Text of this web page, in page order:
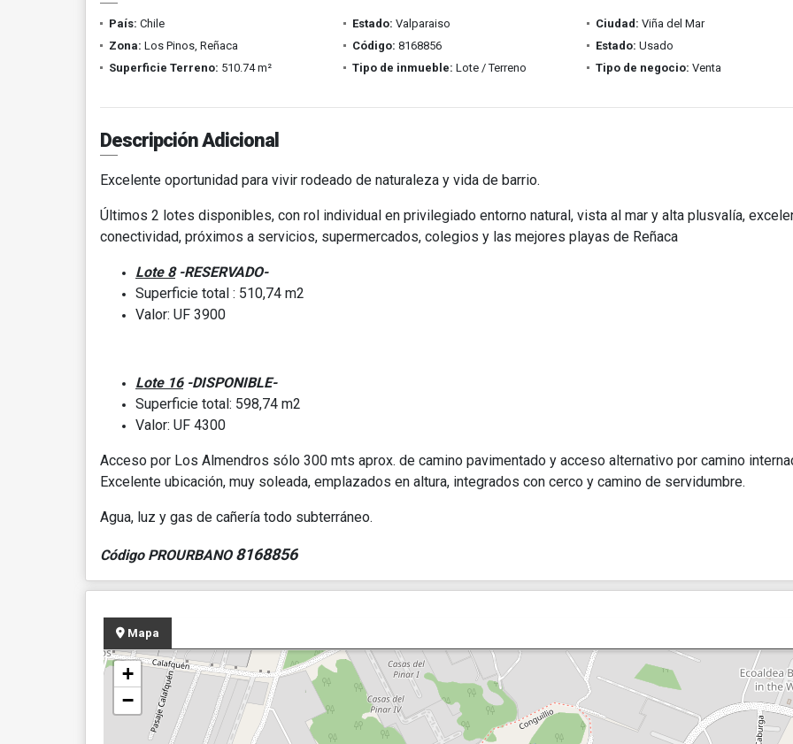
País: Chile Estado: Valparaiso Ciudad: Viña del Mar
Zona: Los Pinos, Reñaca Código: 8168856 Estado: Usado
Superficie Terreno: 510.74 m² Tipo de inmueble: Lote / Terreno Tipo de negocio: Venta
Descripción Adicional
Excelente oportunidad para vivir rodeado de naturaleza y vida de barrio.
Últimos 2 lotes disponibles, con rol individual en privilegiado entorno natural, vista al mar y alta plusvalía,
conectividad, próximos a servicios, supermercados, colegios y las mejores playas de Reñaca
Lote 8-RESERVADO-
Superficie total : 510,74 m2
Valor: UF 3900
Lote 16-DISPONIBLE-
Superficie total: 598,74 m2
Valor: UF 4300
Acceso por Los Almendros sólo 300 mts aprox. de camino pavimentado y acceso alternativo por camino
Excelente ubicación, muy soleada, emplazados en altura, integrados con cerco y camino de servidumbre.
Agua, luz y gas de cañería todo subterráneo.
Código PROURBANO 8168856
Mapa
+
−